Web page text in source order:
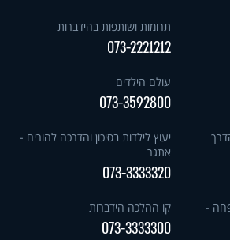
תרומות ושותפות בהידברות
073-2221212
עולם הילדים
073-3592800
יעוץ לילדות בסיכון והדרכה להורים -
אתגר
073-3333320
-
קו ההלכה הידברות
073-3333300